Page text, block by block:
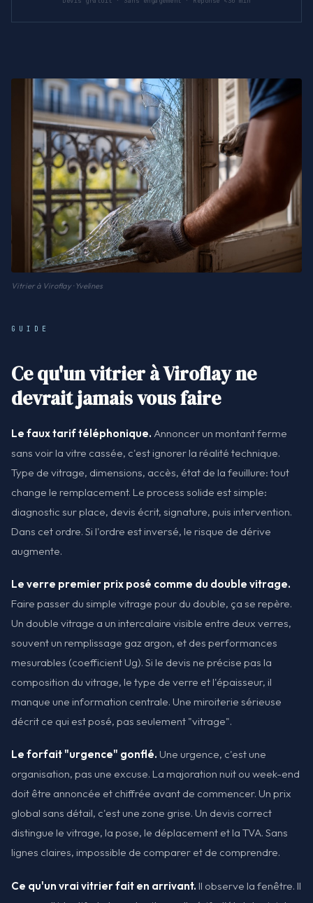
Vitrier à Viroflay · Yvelines
GUIDE
Ce qu'un vitrier à Viroflay ne
devrait jamais vous faire
Le faux tarif téléphonique. Annoncer un montant ferme
sans voir la vitre cassée, c'est ignorer la réalité technique.
Type de vitrage, dimensions, accès, état de la feuillure: tout
change le remplacement. Le process solide est simple:
diagnostic sur place, devis écrit, signature, puis intervention.
Dans cet ordre. Si l'ordre est inversé, le risque de dérive
augmente.
Le verre premier prix posé comme du double vitrage.
Faire passer du simple vitrage pour du double, ça se repère.
Un double vitrage a un intercalaire visible entre deux verres,
souvent un remplissage gaz argon, et des performances
mesurables (coefficient Ug). Si le devis ne précise pas la
composition du vitrage, le type de verre et l'épaisseur, il
manque une information centrale. Une miroiterie sérieuse
décrit ce qui est posé, pas seulement "vitrage".
Le forfait "urgence" gonflé. Une urgence, c'est une
organisation, pas une excuse. La majoration nuit ou week-end
doit être annoncée et chiffrée avant de commencer. Un prix
global sans détail, c'est une zone grise. Un devis correct
distingue le vitrage, la pose, le déplacement et la TVA. Sans
lignes claires, impossible de comparer et de comprendre.
Ce qu'un vrai vitrier fait en arrivant. Il observe la fenêtre. Il